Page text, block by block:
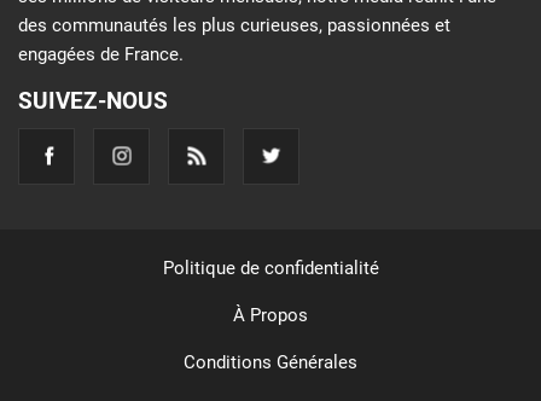
des communautés les plus curieuses, passionnées et
engagées de France.
SUIVEZ-NOUS
Politique de confidentialité
À Propos
Conditions Générales